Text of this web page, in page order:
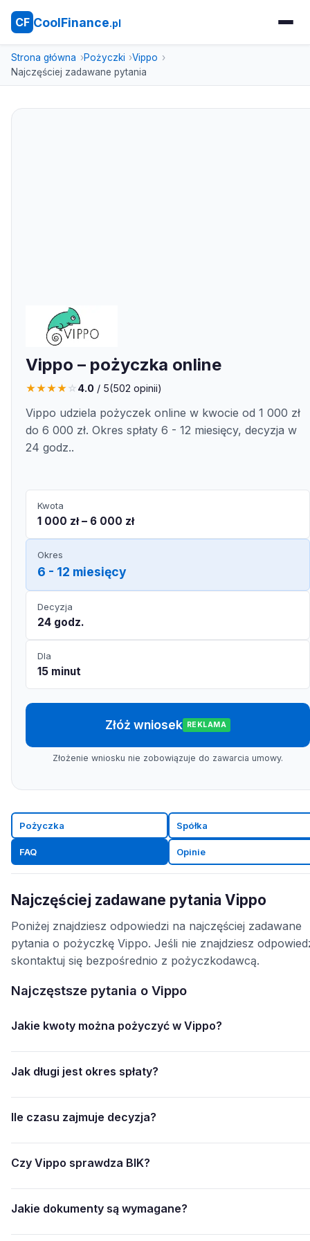
CF CoolFinance.pl
Strona główna Pożyczki
Vippo
Najczęściej zadawane pytania
Vippo – pożyczka online
★★★★☆4.0 / 5(502 opinii)
Vippo udziela pożyczek online w kwocie od 1 000 zł
do 6 000 zł. Okres spłaty 6 - 12 miesięcy, decyzja w
24 godz..
Kwota
1 000 zł – 6 000 zł
Okres
6 - 12 miesięcy
Decyzja
24 godz.
Dla
15 minut
Złóż wniosek REKLAMA
Złożenie wniosku nie zobowiązuje do zawarcia umowy.
Pożyczka Spółka
FAQ Opinie
Najczęściej zadawane pytania Vippo
Poniżej znajdziesz odpowiedzi na najczęściej zadawane
pytania o pożyczkę Vippo. Jeśli nie znajdziesz
skontaktuj się bezpośrednio z pożyczkodawcą.
Najczęstsze pytania o Vippo
Jakie kwoty można pożyczyć w Vippo?
Jak długi jest okres spłaty?
Ile czasu zajmuje decyzja?
Czy Vippo sprawdza BIK?
Jakie dokumenty są wymagane?